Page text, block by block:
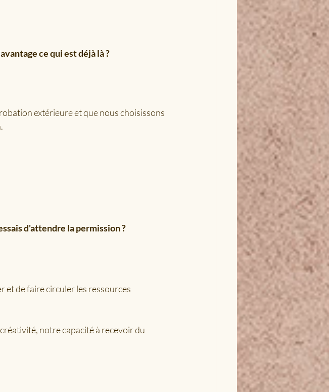
ce qui est déjà là ?
extérieure et que nous choisissons
d'attendre la permission ?
et de faire circuler les ressources
notre capacité à recevoir du